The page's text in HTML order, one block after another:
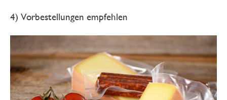
4) Vorbestellungen empfehlen